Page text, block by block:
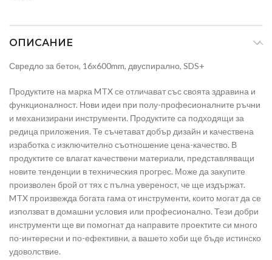
ОПИСАНИЕ
Свредло за бетон, 16х600mm, двуспирално, SDS+
Продуктите на марка MTX се отличават със своята здравина и
функционалност. Нови идеи при полу-професионалните ръчни
и механизирани инструменти. Продуктите са подходящи за
редица приложения. Те съчетават добър дизайн и качествена
изработка с изключително съотношение цена-качество. В
продуктите се влагат качествени материали, представляващи
новите тенденции в техническия прогрес. Може да закупите
произволен брой от тях с пълна увереност, че ще издържат.
MTX произвежда богата гама от инструменти, които могат да се
използват в домашни условия или професионално. Тези добри
инструменти ще ви помогнат да направите проектите си много
по-интересни и по-ефективни, а вашето хоби ще бъде истинско
удоволствие.